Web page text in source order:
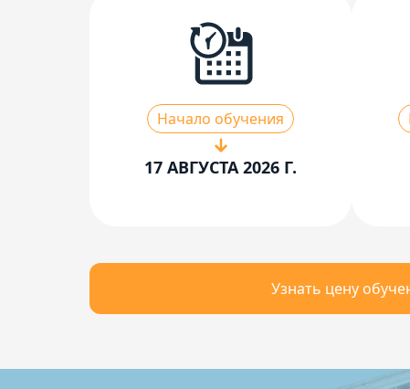
Начало обучения
17 АВГУСТА 2026 Г.
Узнать цену